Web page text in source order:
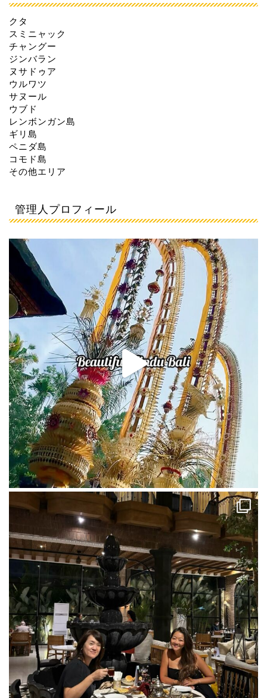
クタ
スミニャック
チャングー
ジンバラン
ヌサドゥア
ウルワツ
サヌール
ウブド
レンボンガン島
ギリ島
ペニダ島
コモド島
その他エリア
管理人プロフィール